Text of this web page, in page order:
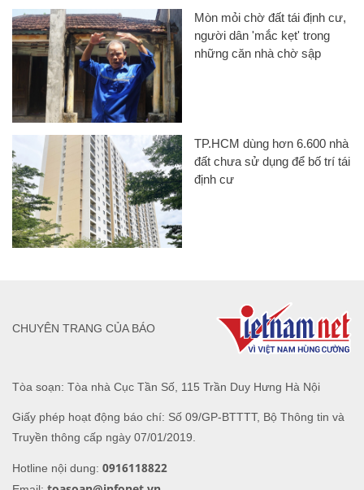
Mòn mỏi chờ đất tái định cư,
người dân 'mắc kẹt' trong
những căn nhà chờ sập
TP.HCM dùng hơn 6.600 nhà
đất chưa sử dụng để bố trí tái
định cư
Tòa soạn: Tòa nhà Cục Tần Số, 115 Trần Duy Hưng Hà Nội
Giấy phép hoạt động báo chí: Số 09/GP-BTTTT, Bộ Thông tin và
Truyền thông cấp ngày 07/01/2019.
Hotline nội dung: 0916118822
CHUYÊN TRANG CỦA BÁO